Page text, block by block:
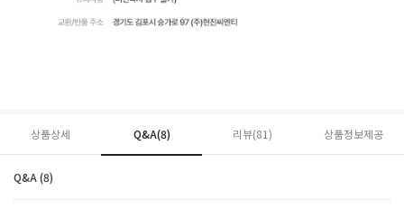
상품상세 Q&A(8) 리뷰(81) 상품정보제공
Q&A (8)